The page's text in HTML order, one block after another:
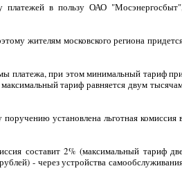
платежей в пользу ОАО
жителям московского региона
платежа, при этом минимальный тариф
тариф равняется двум
установлена льготная комиссия
составит 2% (максимальный тариф
- через устройства